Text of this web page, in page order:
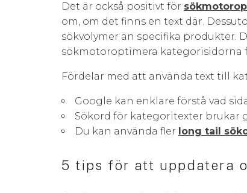
Det är också positivt för
om, om det finns en text där.
sökvolymer än specifika produkter.
sökmotoroptimera kategorisidorna
Fördelar med att använda text till
Google kan enklare förstå vad
Sökord för kategoritexter brukar
Du kan använda fler long tail
5 tips för att uppdatera